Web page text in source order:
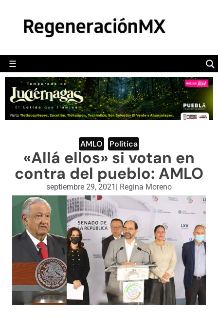
☰
POLÍTICA
CAMALEÓN
OPINIÓN
DEPORTES
ENGLISH SECTION
VIDEOS
AMLO Política
«Allá ellos» si votan en
contra del pueblo: AMLO
septiembre 29, 2021 | Regina Moreno